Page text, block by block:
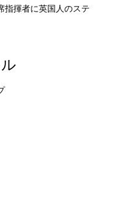
指揮者に英国人のステ